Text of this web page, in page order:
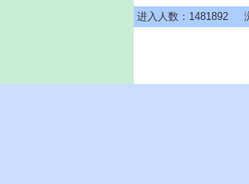
进入人数：1481892